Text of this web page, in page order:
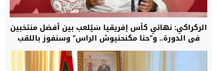
الركراكي: نهائي كأس إفريقيا سَيُلعب بين أفضل منتخبين
في الدورة.. و”حنا مكنحنيوش الراس” وسنفوز باللقب